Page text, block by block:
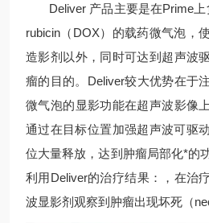
Deliver 产品主要是在Prime上
rubicin（DOX）的载药微气泡，
造影剂以外，同时可达到超声波
瘤的目的。Deliver较大优势在于
微气泡的显影功能在超声波影像
通过在目标位置加强超声波可驱
位大量释放，达到肿瘤局部化*的
利用Deliver的治疗结果：，在治
波显影剂观察到肿瘤出现坏死（